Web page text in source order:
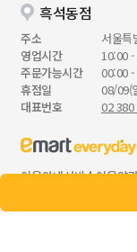
흑석동점
주소
서울특
영업시간
10:00
주문가능시간
00:00
휴점일
08/09(
대표번호
02
이용안내서비스이용약
대표 : 한채양